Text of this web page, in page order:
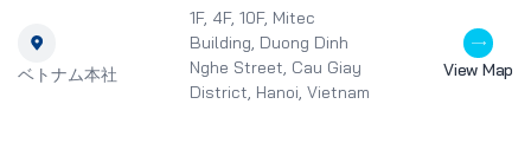
ベトナム本社
1F, 4F, 10F, Mitec
Building, Duong Dinh
Nghe Street, Cau Giay
District, Hanoi, Vietnam
View Map